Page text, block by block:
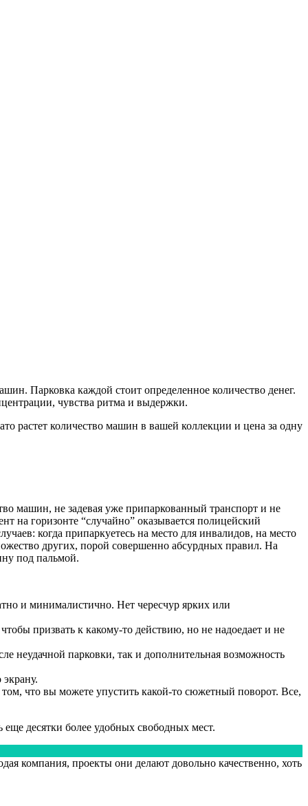
Парковка каждой стоит определенное количество денег.
чувства ритма и выдержки.
растет количество машин в вашей коллекции и цена за одну
машин, не задевая уже припаркованный транспорт и не
на горизонте “случайно” оказывается полицейский
когда припаркуетесь на место для инвалидов, на место
других, порой совершенно абсурдных правил. На
под пальмой.
и минималистично. Нет чересчур ярких или
призвать к какому-то действию, но не надоедает и не
неудачной парковки, так и дополнительная возможность
что вы можете упустить какой-то сюжетный поворот. Все,
еще десятки более удобных свободных мест.
компания, проекты они делают довольно качественно, хоть